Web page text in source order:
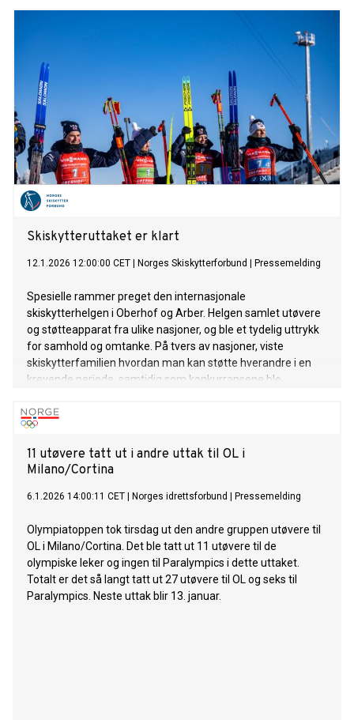
Skiskytteruttaket er klart
12.1.2026 12:00:00 CET Norges Skiskytterforbund Pressemelding
Spesielle rammer preget den internasjonale
skiskytterhelgen i Oberhof og Arber. Helgen samlet utøvere
og støtteapparat fra ulike nasjoner, og ble et tydelig uttrykk
for samhold og omtanke. På tvers av nasjoner, viste
skiskytterfamilien hvordan man kan støtte hverandre i en
krevende periode, samtidig som konkurransene ble
11 utøvere tatt ut i andre uttak til OL i
Milano/Cortina
6.1.2026 14:00:11 CET Norges idrettsforbund Pressemelding
Olympiatoppen tok tirsdag ut den andre gruppen utøvere til
OL i Milano/Cortina. Det ble tatt ut 11 utøvere til de
olympiske leker og ingen til Paralympics i dette uttaket.
Totalt er det så langt tatt ut 27 utøvere til OL og seks til
Paralympics. Neste uttak blir 13. januar.